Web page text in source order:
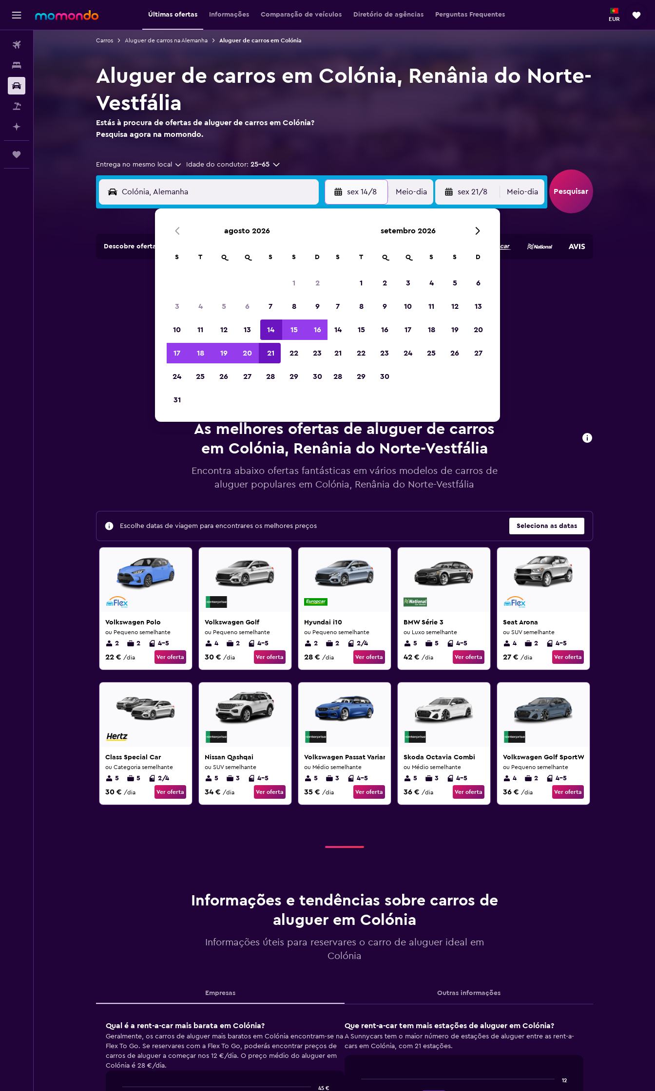
Últimas ofertas Informações Comparação de veículos Diretório de agências Perguntas Frequentes
EUR
Carros Aluguer de carros na Alemanha Aluguer de carros em Colónia
Aluguer de carros em Colónia, Renânia do Norte-
Vestfália
Estás à procura de ofertas de aluguer de carros em Colónia?
Pesquisa agora na momondo.
Entrega no mesmo local Idade do condutor: 25-65
sex 14/8 Meio-dia sex 21/8 Meio-dia Pesquisar
Descobre ofertas de rent-a-cars em mais de 70.000 locais com a momondo.
de 2023
As melhores ofertas de aluguer de carros
em Colónia, Renânia do Norte-Vestfália
Encontra abaixo ofertas fantásticas em vários modelos de carros de
aluguer populares em Colónia, Renânia do Norte-Vestfália
Escolhe datas de viagem para encontrares os melhores preços Seleciona as datas
Volkswagen Polo
ou Pequeno semelhante
2 2 4-5
22 € /dia Ver oferta
Volkswagen Golf
ou Pequeno semelhante
4 2 4-5
30 € /dia Ver oferta
Hyundai i10
ou Pequeno semelhante
2 2 2/4
28 € /dia Ver oferta
BMW Série 3
ou Luxo semelhante
5 5 4-5
42 € /dia Ver oferta
Seat Arona
ou SUV semelhante
4 2 4-5
27 € /dia Ver oferta
Class Special Car
ou Categoria semelhante
5 5 2/4
30 € /dia Ver oferta
Nissan Qashqai
ou SUV semelhante
5 3 4-5
34 € /dia Ver oferta
Volkswagen Passat Variant
ou Médio semelhante
5 3 4-5
35 € /dia Ver oferta
Skoda Octavia Combi
ou Médio semelhante
5 3 4-5
36 € /dia Ver oferta
Volkswagen Golf SportWagen
ou Pequeno semelhante
4 2 4-5
36 € /dia Ver oferta
Informações e tendências sobre carros de
aluguer em Colónia
Informações úteis para reservares o carro de aluguer ideal em
Colónia
Empresas Outras informações
Qual é a rent-a-car mais barata em Colónia?
Geralmente, os carros de aluguer mais baratos em Colónia encontram-se na
Flex To Go. Se reservares com a Flex To Go, poderás encontrar preços de
carros de aluguer a começar nos 12 €/dia. O preço médio do aluguer em
Colónia é 28 €/dia.
45 €
Que rent-a-car tem mais estações de aluguer em Colónia?
A Sunnycars tem o maior número de estações de aluguer entre as rent-a-
cars em Colónia, com 21 estações.
12
agosto 2026
S T Q Q S S D
1 2
3 4 5 6 7 8 9
10 11 12 13 14 15 16
17 18 19 20 21 22 23
24 25 26 27 28 29 30
31
setembro 2026
S T Q Q S S D
1 2 3 4 5 6
7 8 9 10 11 12 13
14 15 16 17 18 19 20
21 22 23 24 25 26 27
28 29 30